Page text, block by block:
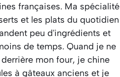
françaises. Ma spécialité
et les plats du quotidien
peu d'ingrédients et
de temps. Quand je ne
mon four, je chine
à gâteaux anciens et je